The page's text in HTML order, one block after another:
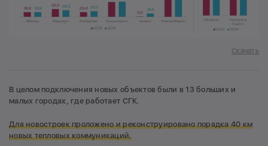
Скачать
В целом подключения новых объектов были в 13 больших и
малых городах, где работает СГК.
Для новостроек проложено и реконструировано порядка 40 км
новых тепловых коммуникаций.